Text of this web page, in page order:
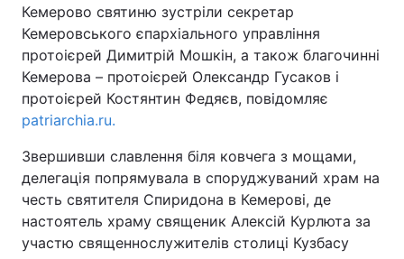
Кемерово святиню зустріли секретар
Кемеровського єпархіального управління
протоієрей Димитрій Мошкін, а також благочинні
Кемерова – протоієрей Олександр Гусаков і
протоієрей Костянтин Федяєв, повідомляє
patriarchia.ru.
Звершивши славлення біля ковчега з мощами,
делегація попрямувала в споруджуваний храм на
честь святителя Спиридона в Кемерові, де
настоятель храму священик Алексій Курлюта за
участю священнослужителів столиці Кузбасу